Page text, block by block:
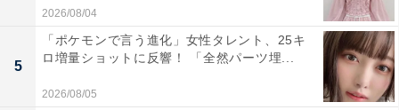
2026/08/04
5
「ポケモンで言う進化」女性タレント、25キ
ロ増量ショットに反響！ 「全然パーツ埋...
2026/08/05